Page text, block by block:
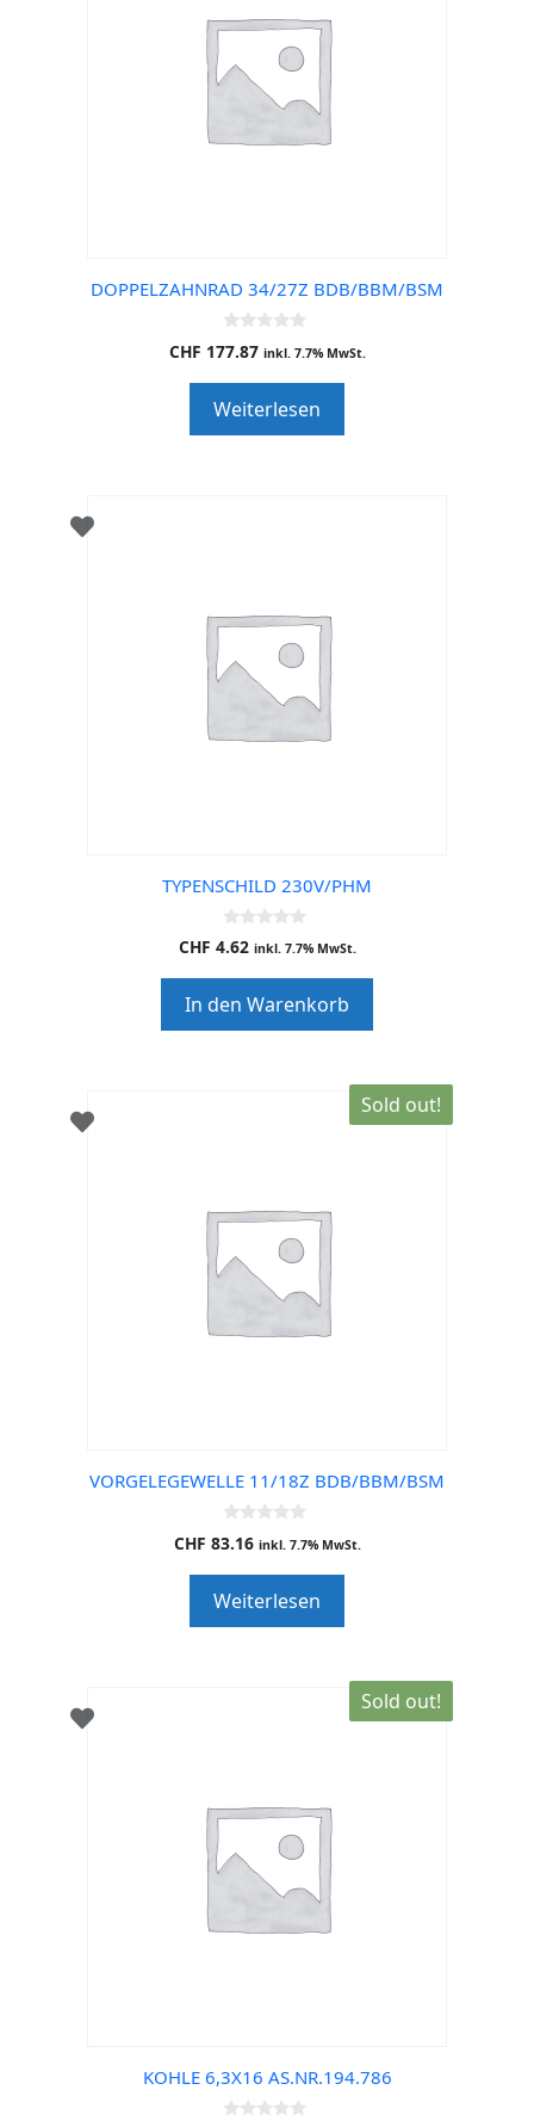
DOPPELZAHNRAD 34/27Z BDB/BBM/BSM
0
o
o
f
5
CHF 177.87 inkl. 7.7% MwSt.
Weiterlesen
TYPENSCHILD 230V/PHM
0
o
o
f
5
CHF 4.62 inkl. 7.7% MwSt.
In den Warenkorb
Sold out!
VORGELEGEWELLE 11/18Z BDB/BBM/BSM
0
o
o
f
5
CHF 83.16 inkl. 7.7% MwSt.
Weiterlesen
Sold out!
KOHLE 6,3X16 AS.NR.194.786